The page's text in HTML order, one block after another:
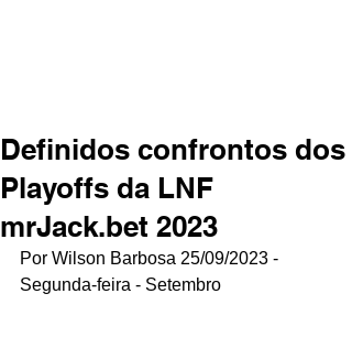
Definidos confrontos dos
Playoffs da LNF
mrJack.bet 2023
Por Wilson Barbosa 25/09/2023 -
Segunda-feira - Setembro